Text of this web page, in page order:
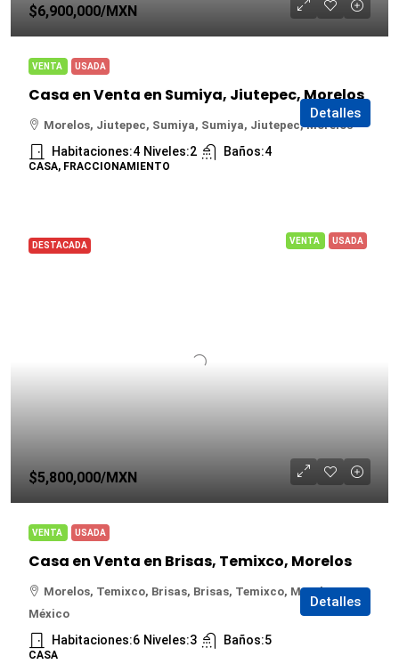
$6,900,000/MXN
VENTA USADA
Casa en Venta en Sumiya, Jiutepec, Morelos
Morelos, Jiutepec, Sumiya, Sumiya, Jiutepec, Morelos
Habitaciones:4 Niveles:2 Baños:4
CASA, FRACCIONAMIENTO
Detalles
DESTACADA VENTA USADA
$5,800,000/MXN
VENTA USADA
Casa en Venta en Brisas, Temixco, Morelos
Morelos, Temixco, Brisas, Brisas, Temixco, Morelos,
México
Habitaciones:6 Niveles:3 Baños:5
CASA
Detalles